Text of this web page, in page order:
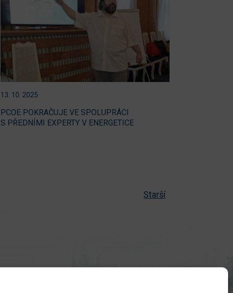
13. 10. 2025
PCOE POKRAČUJE VE SPOLUPRÁCI
S PŘEDNÍMI EXPERTY V ENERGETICE
Starší